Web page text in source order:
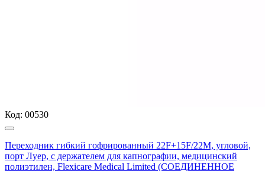
Код: 00530
Переходник гибкий гофрированный 22F+15F/22M, угловой,
порт Луер, с держателем для капнографии, медицинский
полиэтилен, Flexicare Medical Limited (СОЕДИНЕННОЕ